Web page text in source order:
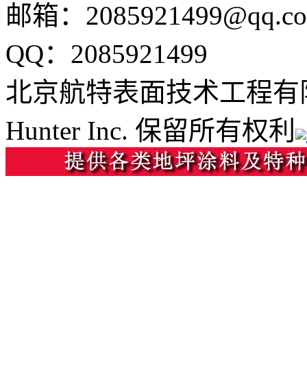
邮箱：
QQ：2085921499
北京航特表面技术工程
Hunter Inc. 保留所有权利